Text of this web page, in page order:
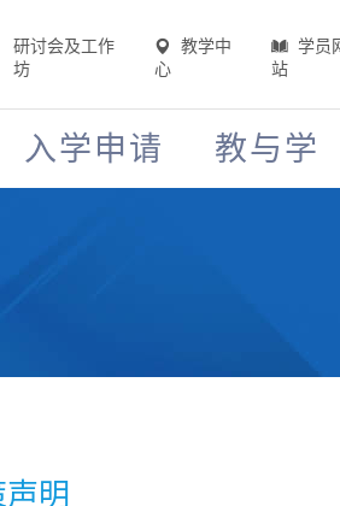
研讨会及工作
坊
教学中
心
学员
站
入学申请 教与学
明